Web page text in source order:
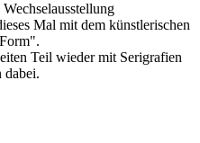
Mal mit dem künstlerischen
Teil wieder mit Serigrafien
dabei.